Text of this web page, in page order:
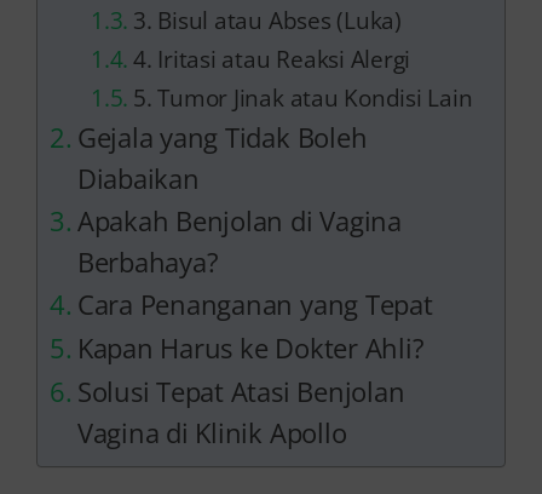
3. Bisul atau Abses (Luka)
4. Iritasi atau Reaksi Alergi
5. Tumor Jinak atau Kondisi Lain
Gejala yang Tidak Boleh
Diabaikan
Apakah Benjolan di Vagina
Berbahaya?
Cara Penanganan yang Tepat
Kapan Harus ke Dokter Ahli?
Solusi Tepat Atasi Benjolan
Vagina di Klinik Apollo